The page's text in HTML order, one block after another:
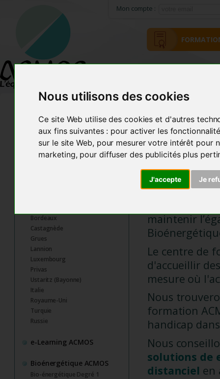
Nous utilisons des cookies
Ce site Web utilise des cookies et d'autres
aux fins suivantes : pour activer les
sur le site Web, pour mesurer votre intérêt pour
marketing, pour diffuser des publicités plus
J'accepte Je
Mon compte :
FORMATION
Calendrier Bioénergétique
Calendrier
Bordeaux
Castagnède
Grues
Lannion
Luxembourg
Privas
Ustaritz (Bayonne)
Italie
Royaume-Uni
Turquie
Russie
e-Learning ACMOS
Bioénergétique ACMOS
Bio-énergétique Degré 1
Se former
handicap.
Accès au lieu
temps de
maintenir
Le centre de
d'accueillir
mesure où
Nous
formation
handicap
Nous
solutions de
distanciel en